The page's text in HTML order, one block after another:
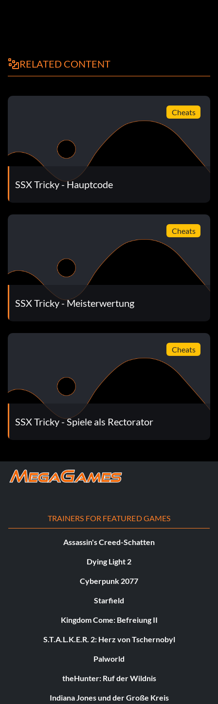
RELATED CONTENT
Cheats
SSX Tricky - Hauptcode
Cheats
SSX Tricky - Meisterwertung
Cheats
SSX Tricky - Spiele als Rectorator
TRAINERS FOR FEATURED GAMES
Assassin's Creed-Schatten
Dying Light 2
Cyberpunk 2077
Starfield
Kingdom Come: Befreiung II
S.T.A.L.K.E.R. 2: Herz von Tschernobyl
Palworld
theHunter: Ruf der Wildnis
Indiana Jones und der Große Kreis